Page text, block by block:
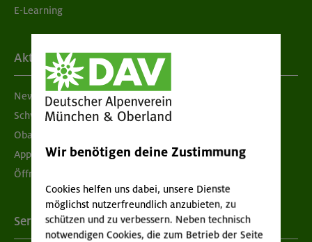
E-Learning
Aktuelles
Newsletter
Schwarzes Brett
Obacht geben!
App "Mein DAV+"
Öffnungszeiten
Services
Wir benötigen deine Zustimmung
Cookies helfen uns dabei, unsere Dienste
möglichst nutzerfreundlich anzubieten, zu
schützen und zu verbessern. Neben technisch
notwendigen Cookies, die zum Betrieb der Seite